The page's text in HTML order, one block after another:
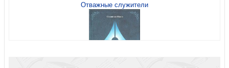
Отважные служители